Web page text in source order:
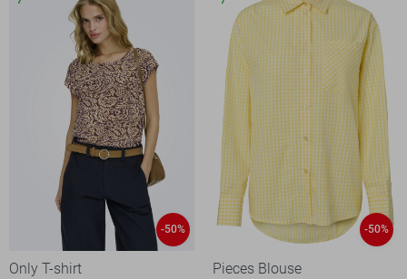
-50%
Only T-shirt
-50%
Pieces Blouse